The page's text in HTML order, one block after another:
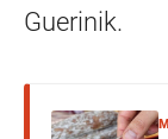
Guerinik.